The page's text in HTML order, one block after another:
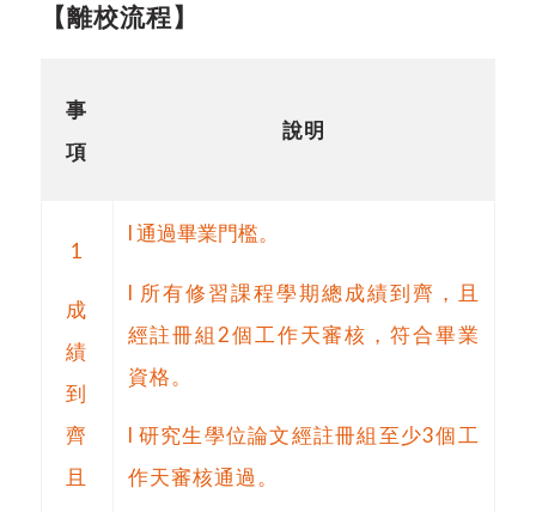
【離校流程】
事
項
說明
1
成
績
到
齊
且
l通過畢業門檻。
l 所有修習課程學期總成績到齊，且
經註冊組 2個工作天審核，符合畢業
資格。
l 研究生學位論文經註冊組至少3個工
作天審核通過。